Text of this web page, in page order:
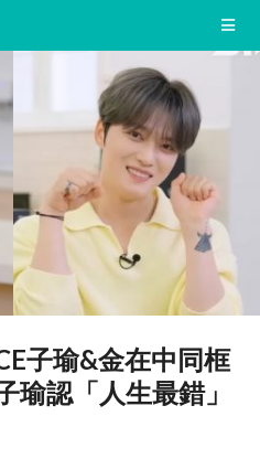
子瑜&金在中同框
瑜認「人生最錯」